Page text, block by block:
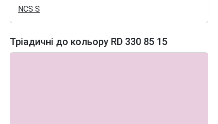
NCS S
Тріадичні до кольору RD 330 85 15